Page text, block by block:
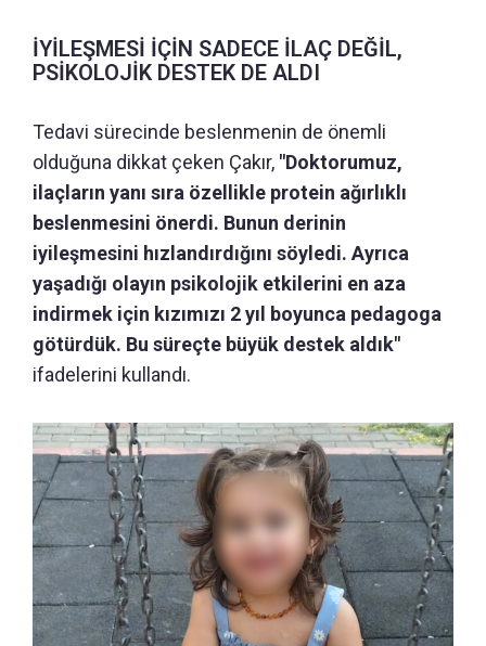
İYİLEŞMESİ İÇİN SADECE İLAÇ DEĞİL,
PSİKOLOJİK DESTEK DE ALDI
Tedavi sürecinde beslenmenin de önemli
olduğuna dikkat çeken Çakır, "Doktorumuz,
ilaçların yanı sıra özellikle protein ağırlıklı
beslenmesini önerdi. Bunun derinin
iyileşmesini hızlandırdığını söyledi. Ayrıca
yaşadığı olayın psikolojik etkilerini en aza
indirmek için kızımızı 2 yıl boyunca pedagoga
götürdük. Bu süreçte büyük destek aldık"
ifadelerini kullandı.